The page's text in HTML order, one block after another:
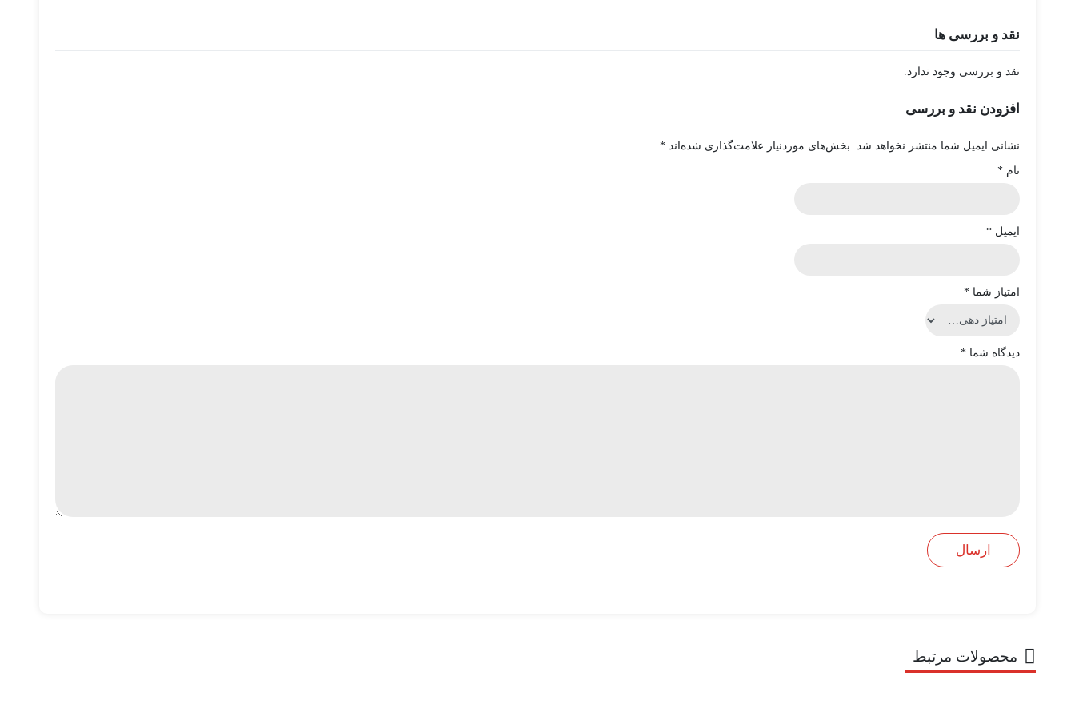
نقد و بررسی ها
نقد و بررسی وجود ندارد.
افزودن نقد و بررسی
نشانی ایمیل شما منتشر نخواهد شد. بخش‌های موردنیاز علامت‌گذاری شده‌اند *
نام *
ایمیل *
امتیاز شما *
دیدگاه شما *
محصولات مرتبط